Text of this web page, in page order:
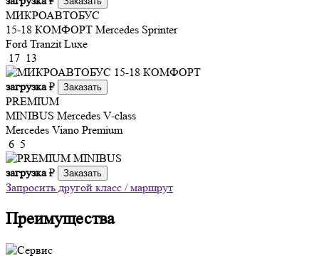
МИКРОАВТОБУС
15-18 КОМФОРТ Mercedes Sprinter
Ford Tranzit Luxe
17 13
загрузка₽ Заказать
PREMIUM
MINIBUS Mercedes V-class
Mercedes Viano Premium
6 5
загрузка₽ Заказать
Запросить другой класс / маршрут
Преимущества